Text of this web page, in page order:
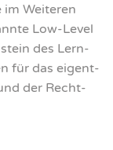
Wei­te­ren
Low-Level
des Lern­
für das eigent­
der Recht­